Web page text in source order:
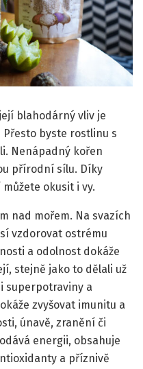
blahodárný vliv je
Přesto byste rostlinu s
Nenápadný kořen
přírodní sílu. Díky
okusit i vy.
nad mořem. Na svazích
vzdorovat ostrému
a odolnost dokáže
stejně jako to dělali už
superpotraviny a
zvyšovat imunitu a
únavě, zranění či
energii, obsahuje
a příznivě